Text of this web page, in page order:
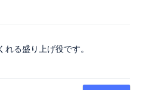
る盛り上げ役です。